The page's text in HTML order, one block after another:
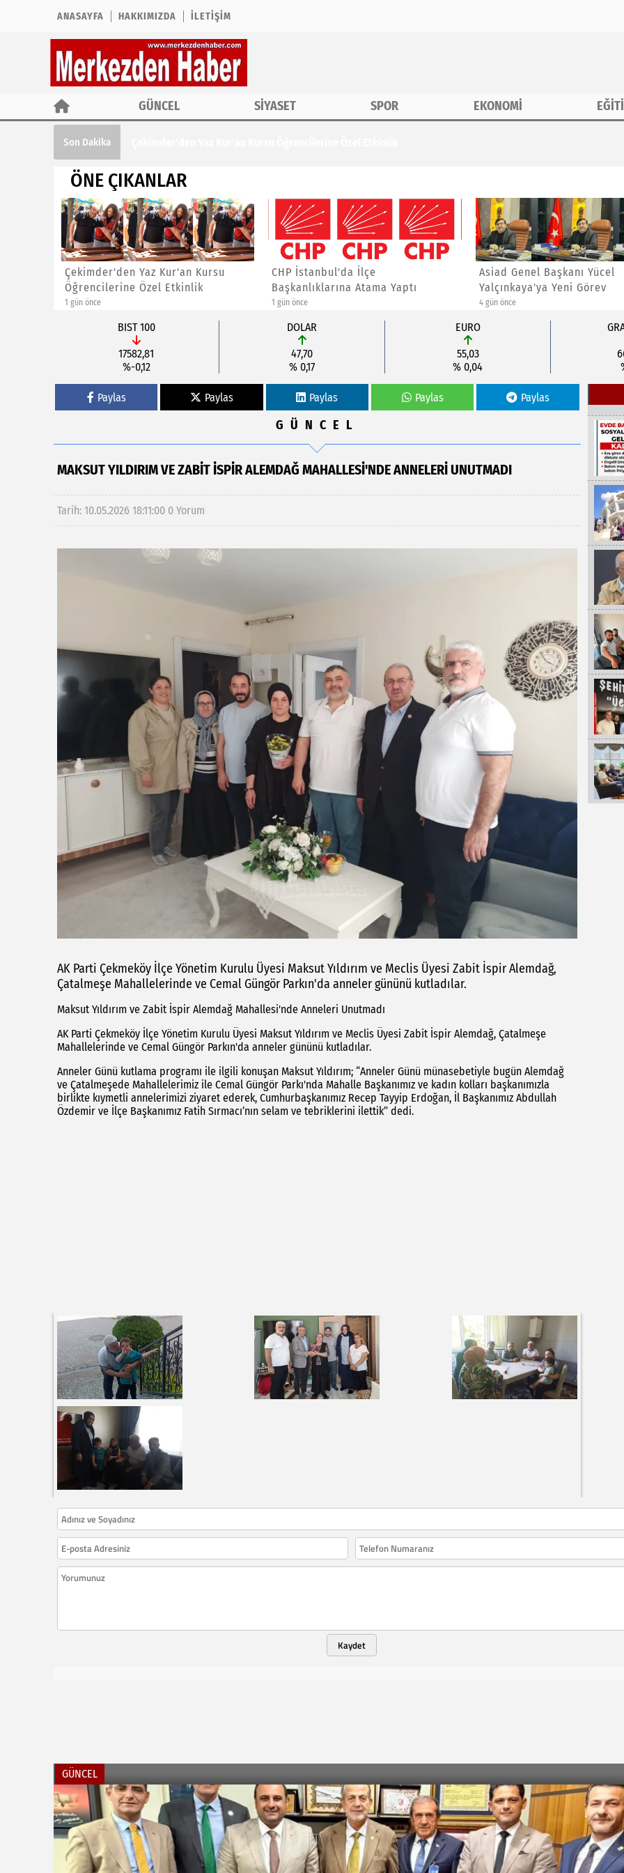
ANASAYFA HAKKIMIZDA İLETIŞIM
GÜNCEL SİYASET SPOR EKONOMİ
Son Dakika
ÖNE ÇIKANLAR
Çekimder'den Yaz Kur'an Kursu
Öğrencilerine Özel Etkinlik
1 gün önce
CHP İstanbul'da İlçe
Başkanlıklarına Atama Yaptı
1 gün önce
Asiad Genel Başkanı Yücel
Yalçınkaya'ya Yeni Görev
4 gün önce
BIST 100
17582,81
%-0,12
DOLAR
47,70
% 0,17
EURO
55,03
% 0,04
Paylas Paylas Paylas Paylas Paylas
GÜNCEL
MAKSUT YILDIRIM VE ZABIT İSPIR ALEMDAĞ MAHALLESI'NDE ANNELERI UNUTMADI
Tarih: 10.05.2026 18:11:00 0 Yorum
AK Parti Çekmeköy İlçe Yönetim Kurulu Üyesi Maksut Yıldırım ve Meclis Üyesi Zabit İspir Alemdağ,
Çatalmeşe Mahallelerinde ve Cemal Güngör Parkın'da anneler gününü kutladılar.
Maksut Yıldırım ve Zabit İspir Alemdağ Mahallesi'nde Anneleri Unutmadı
AK Parti Çekmeköy İlçe Yönetim Kurulu Üyesi Maksut Yıldırım ve Meclis Üyesi Zabit İspir Alemdağ, Çatalmeşe
Mahallelerinde ve Cemal Güngör Parkın'da anneler gününü kutladılar.
Anneler Günü kutlama programı ile ilgili konuşan Maksut Yıldırım; “Anneler Günü münasebetiyle bugün Alemdağ
ve Çatalmeşede Mahallelerimiz ile Cemal Güngör Parkı'nda Mahalle Başkanımız ve kadın kolları başkanımızla
birlikte kıymetli annelerimizi ziyaret ederek, Cumhurbaşkanımız Recep Tayyip Erdoğan, İl Başkanımız Abdullah
Özdemir ve İlçe Başkanımız Fatih Sırmacı’nın selam ve tebriklerini ilettik” dedi.
Kaydet
GÜNCEL